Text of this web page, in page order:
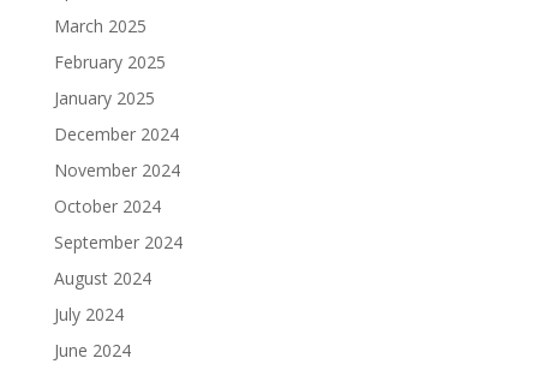
March 2025
February 2025
January 2025
December 2024
November 2024
October 2024
September 2024
August 2024
July 2024
June 2024